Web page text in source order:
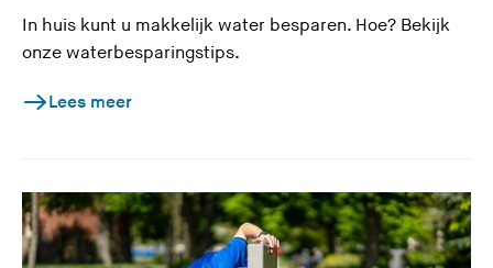
In huis kunt u makkelijk water besparen. Hoe? Bekijk
onze waterbesparingstips.
Lees meer